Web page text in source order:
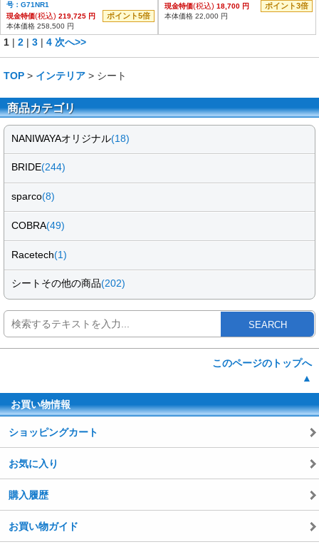
号：G71NR1
現金特価(税込) 219,725 円 ポイント5倍
本体価格 258,500 円
現金特価(税込) 18,700 円 ポイント3倍
本体価格 22,000 円
1 | 2 | 3 | 4 次へ>>
TOP > インテリア > シート
商品カテゴリ
NANIWAYAオリジナル(18)
BRIDE(244)
sparco(8)
COBRA(49)
Racetech(1)
シートその他の商品(202)
SEARCH
このページのトップへ
▲
お買い物情報
ショッピングカート
お気に入り
購入履歴
お買い物ガイド